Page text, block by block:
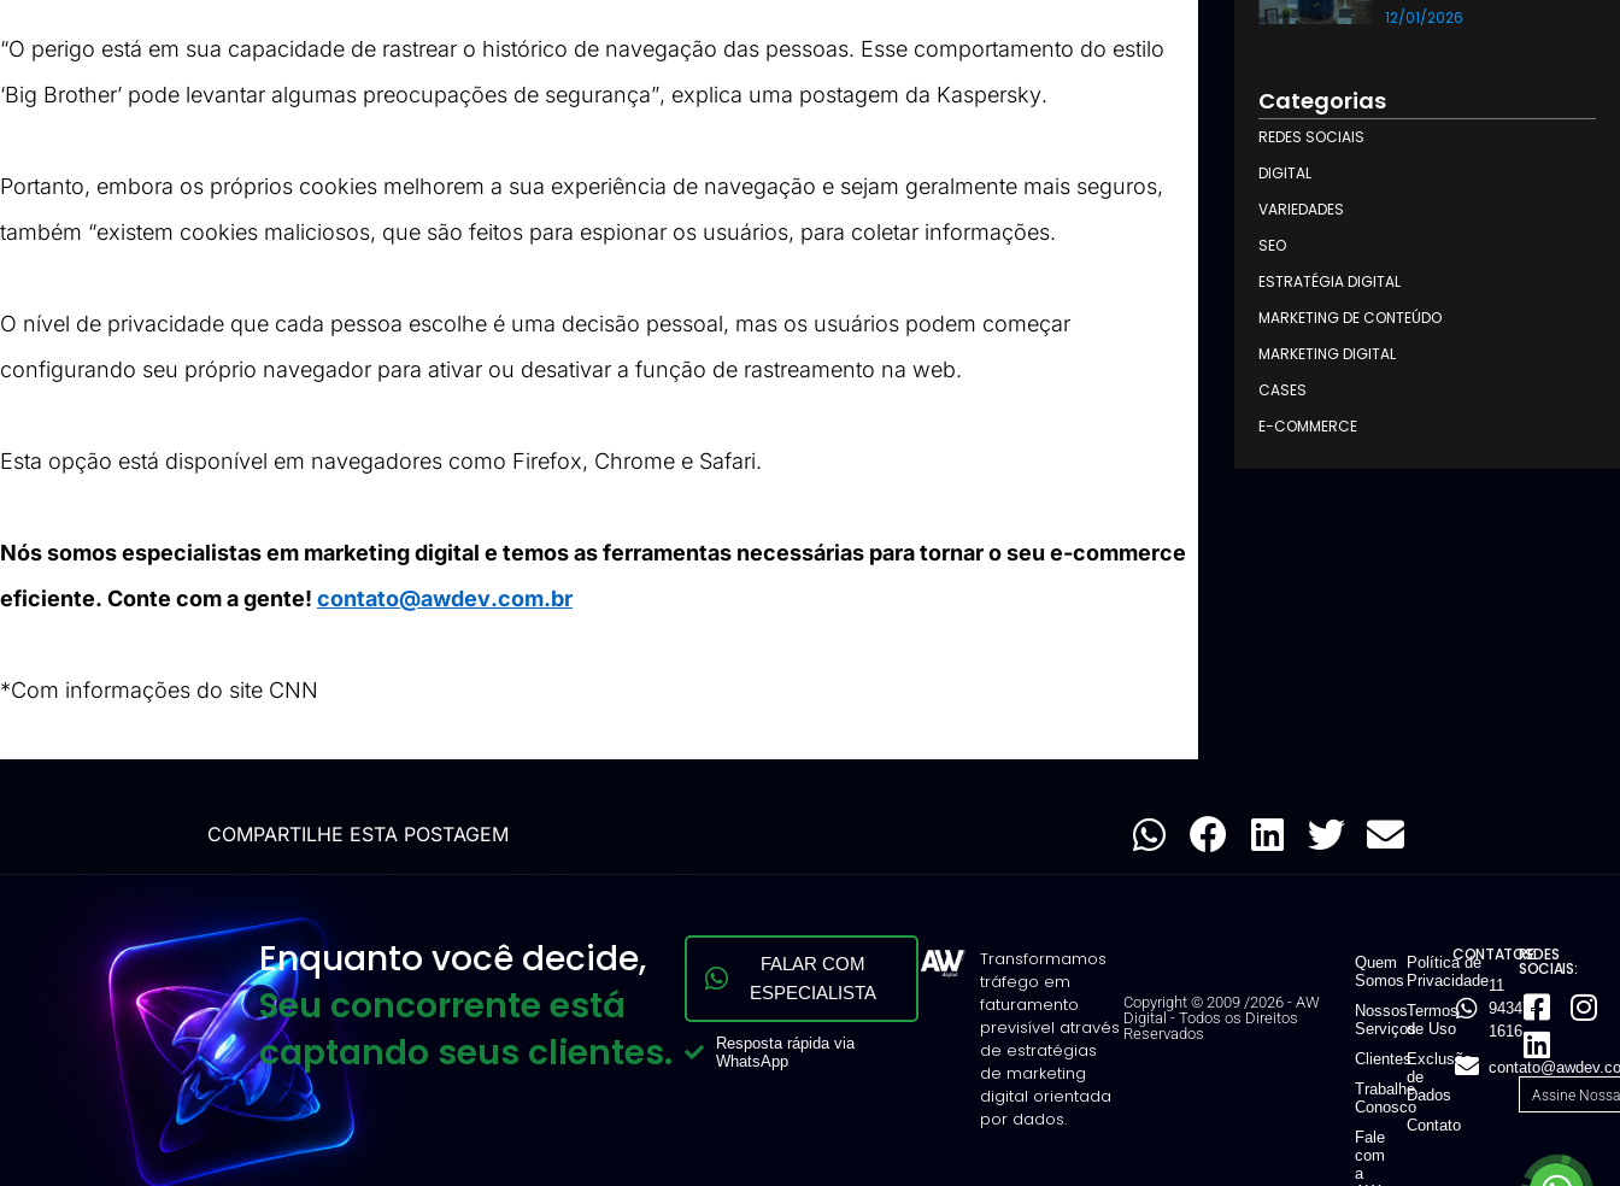
“O perigo está em sua capacidade de rastrear o histórico de navegação das pessoas. Esse comportamento do estilo
‘Big Brother’ pode levantar algumas preocupações de segurança”, explica uma postagem da Kaspersky.
Portanto, embora os próprios cookies melhorem a sua experiência de navegação e sejam geralmente mais seguros,
também “existem cookies maliciosos, que são feitos para espionar os usuários, para coletar informações.
O nível de privacidade que cada pessoa escolhe é uma decisão pessoal, mas os usuários podem começar
configurando seu próprio navegador para ativar ou desativar a função de rastreamento na web.
Esta opção está disponível em navegadores como Firefox, Chrome e Safari.
Nós somos especialistas em marketing digital e temos as ferramentas necessárias para tornar o seu e-commerce
eficiente. Conte com a gente! contato@awdev.com.br
*Com informações do site CNN
12/01/2026
Categorias
REDES SOCIAIS
DIGITAL
VARIEDADES
SEO
ESTRATÉGIA DIGITAL
MARKETING DE CONTEÚDO
MARKETING DIGITAL
CASES
E-COMMERCE
COMPARTILHE ESTA POSTAGEM
Enquanto você decide,
Seu concorrente está
captando seus clientes.
FALAR COM
ESPECIALISTA
Resposta rápida via
WhatsApp
Transformamos
tráfego em
faturamento
previsível através
de estratégias
de marketing
digital orientada
por dados.
Copyright © 2009 /2026 - AW
Digital-Todos os Direitos
Reservados
Quem
Somos
Nossos
Serviços
Clientes
Trabalhe
Conosco
Fale
com
a
Política de
Privacidade
Termos
de Uso
Exclusão
de
Dados
Contato
CONTATOS:
11
94347-
1616
REDES
SOCIAIS: